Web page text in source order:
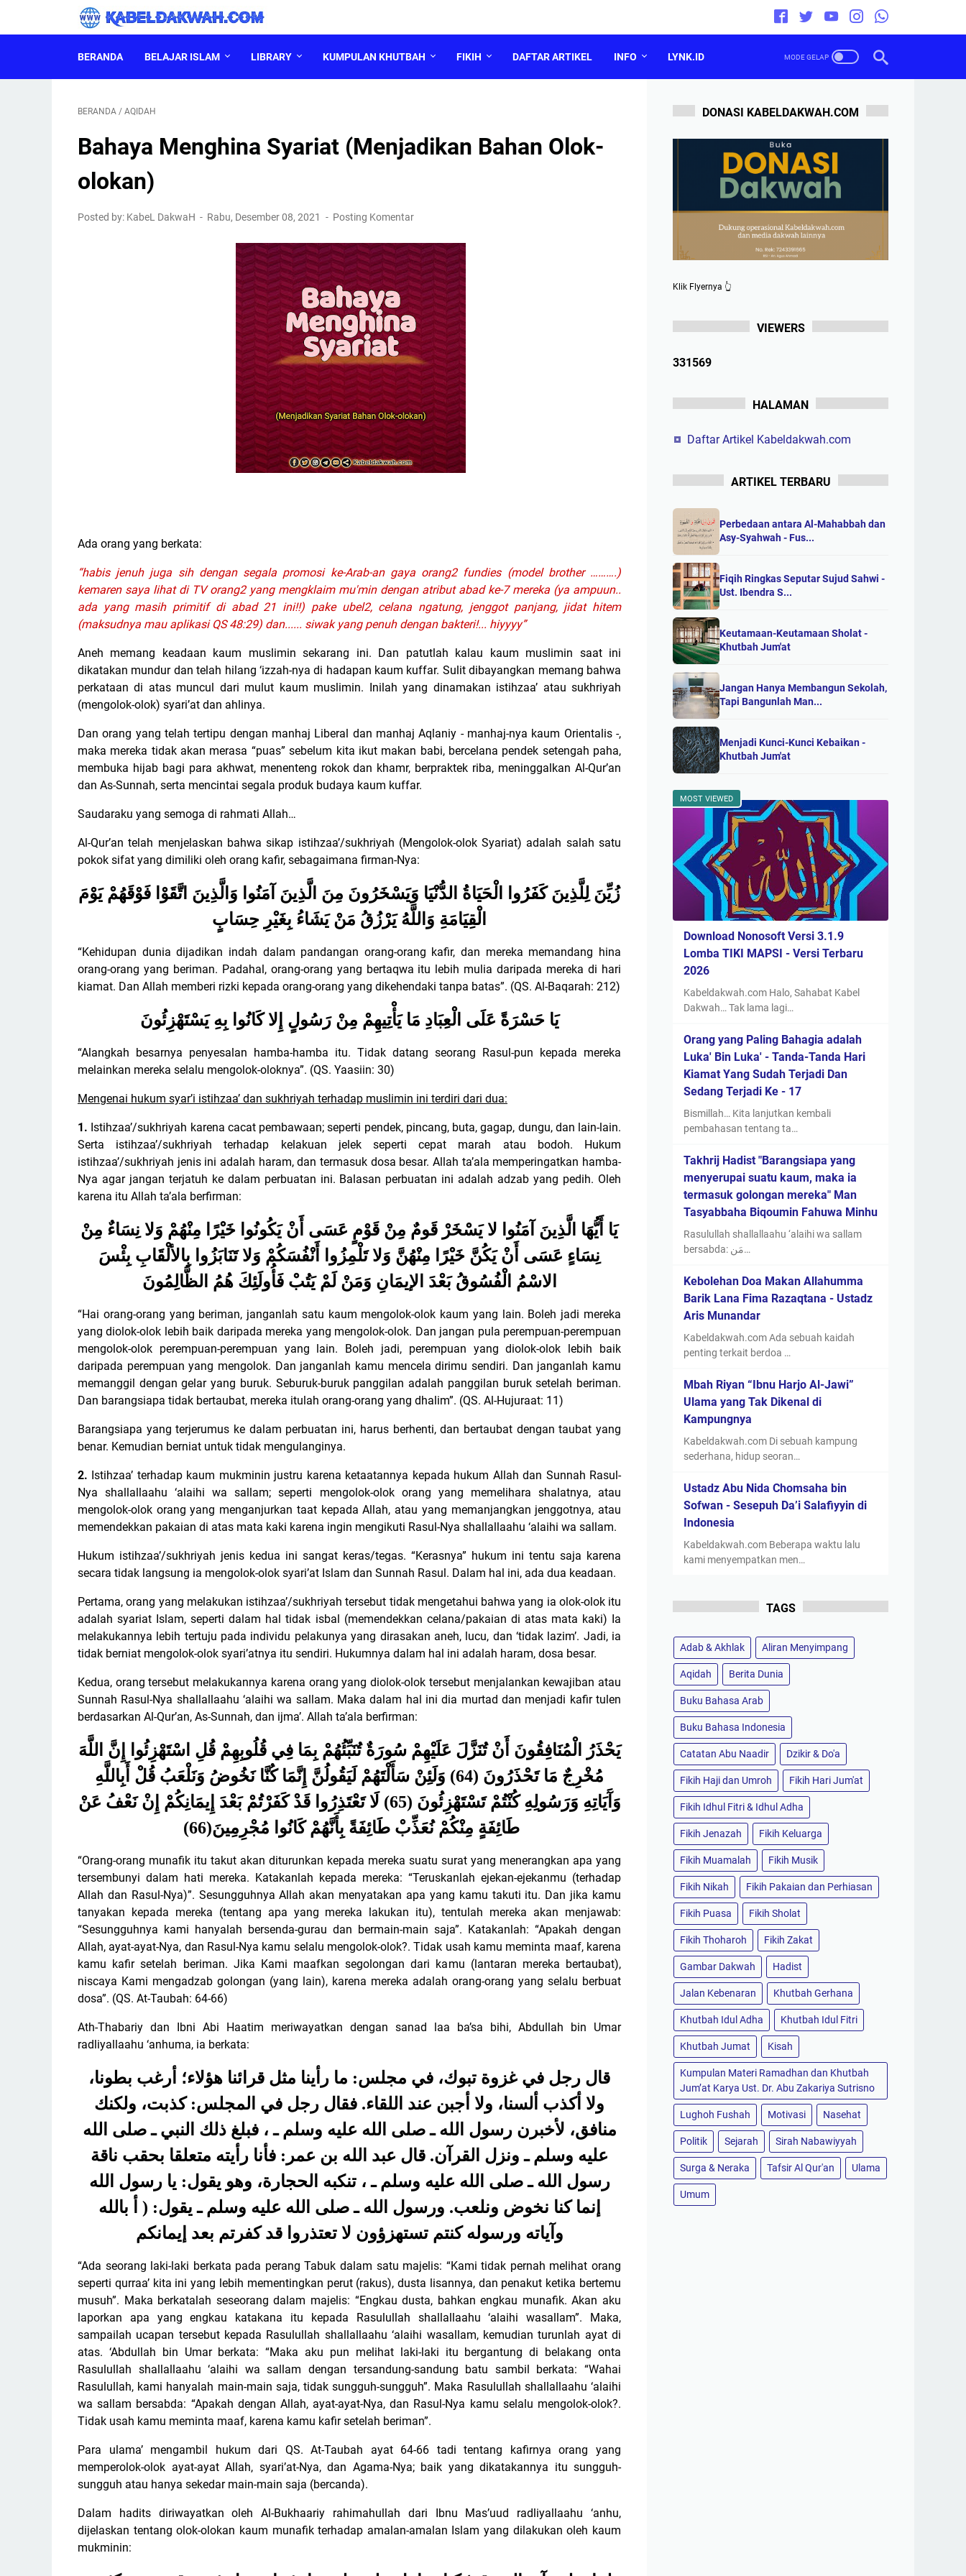
BERANDA BELAJAR ISLAM LIBRARY KUMPULAN KHUTBAH FIKIH DAFTAR ARTIKEL INFO LYNK.ID
BERANDA / AQIDAH
Bahaya Menghina Syariat (Menjadikan Bahan Olok-
olokan)
Posted by: KabeL DakwaH Rabu, Desember 08, 2021 Posting Komentar
Ada orang yang berkata:
“habis jenuh juga sih dengan segala promosi ke-Arab-an gaya orang2 fundies (model brother ……….)
kemaren saya lihat di TV orang2 yang mengklaim mu'min dengan atribut abad ke-7 mereka (ya ampuun..
ada yang masih primitif di abad 21 ini!!) pake ubel2, celana ngatung, jenggot panjang, jidat hitem
(maksudnya mau aplikasi QS 48:29) dan...... siwak yang penuh dengan bakteri!... hiyyyy”
Aneh memang keadaan kaum muslimin sekarang ini. Dan patutlah kalau kaum muslimin saat ini
dikatakan mundur dan telah hilang ‘izzah-nya di hadapan kaum kuffar. Sulit dibayangkan memang bahwa
perkataan di atas muncul dari mulut kaum muslimin. Inilah yang dinamakan istihzaa’ atau sukhriyah
(mengolok-olok) syari’at dan ahlinya.
Dan orang yang telah tertipu dengan manhaj Liberal dan manhaj Aqlaniy - manhaj-nya kaum Orientalis -,
maka mereka tidak akan merasa “puas” sebelum kita ikut makan babi, bercelana pendek setengah paha,
membuka hijab bagi para akhwat, menenteng rokok dan khamr, berpraktek riba, meninggalkan Al-Qur’an
dan As-Sunnah, serta mencintai segala produk budaya kaum kuffar.
Saudaraku yang semoga di rahmati Allah…
Al-Qur’an telah menjelaskan bahwa sikap istihzaa’/sukhriyah (Mengolok-olok Syariat) adalah salah satu
pokok sifat yang dimiliki oleh orang kafir, sebagaimana firman-Nya:
زُيِّنَ لِلَّذِينَ كَفَرُوا الْحَيَاةُ الدُّنْيَا وَيَسْخَرُونَ مِنَ الَّذِينَ آمَنُوا وَالَّذِينَ اتَّقَوْا فَوْقَهُمْ يَوْمَ
الْقِيَامَةِ وَاللَّهُ يَرْزُقُ مَنْ يَشَاءُ بِغَيْرِ حِسَابٍ
“Kehidupan dunia dijadikan indah dalam pandangan orang-orang kafir, dan mereka memandang hina
orang-orang yang beriman. Padahal, orang-orang yang bertaqwa itu lebih mulia daripada mereka di hari
kiamat. Dan Allah memberi rizki kepada orang-orang yang dikehendaki tanpa batas”. (QS. Al-Baqarah: 212)
يَا حَسْرَةً عَلَى الْعِبَادِ مَا يَأْتِيهِمْ مِنْ رَسُولٍ إِلا كَانُوا بِهِ يَسْتَهْزِئُونَ
“Alangkah besarnya penyesalan hamba-hamba itu. Tidak datang seorang Rasul-pun kepada mereka
melainkan mereka selalu mengolok-oloknya”. (QS. Yaasiin: 30)
Mengenai hukum syar’i istihzaa’ dan sukhriyah terhadap muslimin ini terdiri dari dua:
1. Istihzaa’/sukhriyah karena cacat pembawaan; seperti pendek, pincang, buta, gagap, dungu, dan lain-lain.
Serta istihzaa’/sukhriyah terhadap kelakuan jelek seperti cepat marah atau bodoh. Hukum
istihzaa’/sukhriyah jenis ini adalah haram, dan termasuk dosa besar. Allah ta’ala memperingatkan hamba-
Nya agar jangan terjatuh ke dalam perbuatan ini. Balasan perbuatan ini adalah adzab yang pedih. Oleh
karena itu Allah ta’ala berfirman:
يَا أَيُّهَا الَّذِينَ آمَنُوا لا يَسْخَرْ قَومٌ مِنْ قَوْمٍ عَسَى أَنْ يَكُونُوا خَيْرًا مِنْهُمْ وَلا نِسَاءٌ مِنْ
نِسَاءٍ عَسَى أَنْ يَكُنَّ خَيْرًا مِنْهُنَّ وَلا تَلْمِزُوا أَنْفُسَكُمْ وَلا تَنَابَزُوا بِالألْقَابِ بِئْسَ
الاسْمُ الْفُسُوقُ بَعْدَ الإيمَانِ وَمَنْ لَمْ يَتُبْ فَأُولَئِكَ هُمُ الظَّالِمُونَ
“Hai orang-orang yang beriman, janganlah satu kaum mengolok-olok kaum yang lain. Boleh jadi mereka
yang diolok-olok lebih baik daripada mereka yang mengolok-olok. Dan jangan pula perempuan-perempuan
mengolok-olok perempuan-perempuan yang lain. Boleh jadi, perempuan yang diolok-olok lebih baik
daripada perempuan yang mengolok. Dan janganlah kamu mencela dirimu sendiri. Dan janganlah kamu
memanggil dengan gelar yang buruk. Seburuk-buruk panggilan adalah panggilan buruk setelah beriman.
Dan barangsiapa tidak bertaubat, mereka itulah orang-orang yang dhalim”. (QS. Al-Hujuraat: 11)
Barangsiapa yang terjerumus ke dalam perbuatan ini, harus berhenti, dan bertaubat dengan taubat yang
benar. Kemudian berniat untuk tidak mengulanginya.
2. Istihzaa’ terhadap kaum mukminin justru karena ketaatannya kepada hukum Allah dan Sunnah Rasul-
Nya shallallaahu ‘alaihi wa sallam; seperti mengolok-olok orang yang memelihara shalatnya, atau
mengolok-olok orang yang menganjurkan taat kepada Allah, atau yang memanjangkan jenggotnya, atau
memendekkan pakaian di atas mata kaki karena ingin mengikuti Rasul-Nya shallallaahu ‘alaihi wa sallam.
Hukum istihzaa’/sukhriyah jenis kedua ini sangat keras/tegas. “Kerasnya” hukum ini tentu saja karena
secara tidak langsung ia mengolok-olok syari’at Islam dan Sunnah Rasul. Dalam hal ini, ada dua keadaan.
Pertama, orang yang melakukan istihzaa’/sukhriyah tersebut tidak mengetahui bahwa yang ia olok-olok itu
adalah syariat Islam, seperti dalam hal tidak isbal (memendekkan celana/pakaian di atas mata kaki) Ia
melakukannya lebih tertuju pada individu pelakunya yang dirasakan aneh, lucu, dan ‘tidak lazim’. Jadi, ia
tidak berniat mengolok-olok syari’atnya itu sendiri. Hukumnya dalam hal ini adalah haram, dosa besar.
Kedua, orang tersebut melakukannya karena orang yang diolok-olok tersebut menjalankan kewajiban atau
Sunnah Rasul-Nya shallallaahu ‘alaihi wa sallam. Maka dalam hal ini dia murtad dan menjadi kafir tulen
berdasarkan Al-Qur’an, As-Sunnah, dan ijma’. Allah ta’ala berfirman:
يَحْذَرُ الْمُنَافِقُونَ أَنْ تُنَزَّلَ عَلَيْهِمْ سُورَةٌ تُنَبِّئُهُمْ بِمَا فِي قُلُوبِهِمْ قُلِ اسْتَهْزِئُوا إِنَّ اللَّهَ
مُخْرِجٌ مَا تَحْذَرُونَ (64) وَلَئِنْ سَأَلْتَهُمْ لَيَقُولُنَّ إِنَّمَا كُنَّا نَخُوضُ وَنَلْعَبُ قُلْ أَبِاللَّهِ
وَآَيَاتِهِ وَرَسُولِهِ كُنْتُمْ تَسْتَهْزِئُونَ (65) لَا تَعْتَذِرُوا قَدْ كَفَرْتُمْ بَعْدَ إِيمَانِكُمْ إِنْ نَعْفُ عَنْ
طَائِفَةٍ مِنْكُمْ نُعَذِّبْ طَائِفَةً بِأَنَّهُمْ كَانُوا مُجْرِمِينَ(66)
“Orang-orang munafik itu takut akan diturunkan kepada mereka suatu surat yang menerangkan apa yang
tersembunyi dalam hati mereka. Katakanlah kepada mereka: “Teruskanlah ejekan-ejekanmu (terhadap
Allah dan Rasul-Nya)”. Sesungguhnya Allah akan menyatakan apa yang kamu takuti itu. Dan jika kamu
tanyakan kepada mereka (tentang apa yang mereka lakukan itu), tentulah mereka akan menjawab:
“Sesungguhnya kami hanyalah bersenda-gurau dan bermain-main saja”. Katakanlah: “Apakah dengan
Allah, ayat-ayat-Nya, dan Rasul-Nya kamu selalu mengolok-olok?. Tidak usah kamu meminta maaf, karena
kamu kafir setelah beriman. Jika Kami maafkan segolongan dari kamu (lantaran mereka bertaubat),
niscaya Kami mengadzab golongan (yang lain), karena mereka adalah orang-orang yang selalu berbuat
dosa”. (QS. At-Taubah: 64-66)
Ath-Thabariy dan Ibni Abi Haatim meriwayatkan dengan sanad laa ba’sa bihi, Abdullah bin Umar
radliyallaahu ‘anhuma, ia berkata:
قال رجل في غزوة تبوك، في مجلس: ما رأينا مثل قرائنا هؤلاء؛ أرغب بطونا،
ولا أكذب ألسنا، ولا أجبن عند اللقاء. فقال رجل في المجلس: كذبت، ولكنك
منافق، لأخبرن رسول الله ـ صلى الله عليه وسلم ـ ، فبلغ ذلك النبي ـ صلى الله
عليه وسلم ـ ونزل القرآن. قال عبد الله بن عمر: فأنا رأيته متعلقا بحقب ناقة
رسول الله ـ صلى الله عليه وسلم ـ ، تنكبه الحجارة، وهو يقول: يا رسول الله
إنما كنا نخوض ونلعب. ورسول الله ـ صلى الله عليه وسلم ـ يقول: ( أ بالله
وآياته ورسوله كنتم تستهزؤون لا تعتذروا قد كفرتم بعد إيمانكم
“Ada seorang laki-laki berkata pada perang Tabuk dalam satu majelis: “Kami tidak pernah melihat orang
seperti qurraa’ kita ini yang lebih mementingkan perut (rakus), dusta lisannya, dan penakut ketika bertemu
musuh”. Maka berkatalah seseorang dalam majelis: “Engkau dusta, bahkan engkau munafik. Akan aku
laporkan apa yang engkau katakana itu kepada Rasulullah shallallaahu ‘alaihi wasallam”. Maka,
sampailah ucapan tersebut kepada Rasulullah shallallaahu ‘alaihi wasallam, kemudian turunlah ayat di
atas. ‘Abdullah bin Umar berkata: “Maka aku pun melihat laki-laki itu bergantung di belakang onta
Rasulullah shallallaahu ‘alaihi wa sallam dengan tersandung-sandung batu sambil berkata: “Wahai
Rasulullah, kami hanyalah main-main saja, tidak sungguh-sungguh”. Maka Rasulullah shallallaahu ‘alaihi
wa sallam bersabda: “Apakah dengan Allah, ayat-ayat-Nya, dan Rasul-Nya kamu selalu mengolok-olok?.
Tidak usah kamu meminta maaf, karena kamu kafir setelah beriman”.
Para ulama’ mengambil hukum dari QS. At-Taubah ayat 64-66 tadi tentang kafirnya orang yang
memperolok-olok ayat-ayat Allah, syari’at-Nya, dan Agama-Nya; baik yang dikatakannya itu sungguh-
sungguh atau hanya sekedar main-main saja (bercanda).
Dalam hadits diriwayatkan oleh Al-Bukhaariy rahimahullah dari Ibnu Mas’uud radliyallaahu ‘anhu,
dijelaskan tentang olok-olokan kaum munafik terhadap amalan-amalan Islam yang dilakukan oleh kaum
mukminin:
DONASI KABELDAKWAH.COM
Klik Flyernya 👆
VIEWERS
331569
HALAMAN
Daftar Artikel Kabeldakwah.com
ARTIKEL TERBARU
Perbedaan antara Al-Mahabbah dan
Asy-Syahwah - Fus...
Fiqih Ringkas Seputar Sujud Sahwi -
Ust. Ibendra S...
Keutamaan-Keutamaan Sholat -
Khutbah Jum'at
Jangan Hanya Membangun Sekolah,
Tapi Bangunlah Man...
Menjadi Kunci-Kunci Kebaikan -
Khutbah Jum'at
MOST VIEWED
Download Nonosoft Versi 3.1.9
Lomba TIKI MAPSI - Versi Terbaru
2026
Kabeldakwah.com Halo, Sahabat Kabel
Dakwah… Tak lama lagi…
Orang yang Paling Bahagia adalah
Luka' Bin Luka' - Tanda-Tanda Hari
Kiamat Yang Sudah Terjadi Dan
Sedang Terjadi Ke - 17
Bismillah… Kita lanjutkan kembali
pembahasan tentang ta…
Takhrij Hadist "Barangsiapa yang
menyerupai suatu kaum, maka ia
termasuk golongan mereka" Man
Tasyabbaha Biqoumin Fahuwa Minhu
Rasulullah shallallaahu ‘alaihi wa sallam
bersabda: مَن…
Kebolehan Doa Makan Allahumma
Barik Lana Fima Razaqtana - Ustadz
Aris Munandar
Kabeldakwah.com Ada sebuah kaidah
penting terkait berdoa …
Mbah Riyan “Ibnu Harjo Al-Jawi”
Ulama yang Tak Dikenal di
Kampungnya
Kabeldakwah.com Di sebuah kampung
sederhana, hidup seoran…
Ustadz Abu Nida Chomsaha bin
Sofwan - Sesepuh Da’i Salafiyyin di
Indonesia
Kabeldakwah.com Beberapa waktu lalu
kami menyempatkan men…
TAGS
Adab & Akhlak Aliran Menyimpang
Aqidah Berita Dunia
Buku Bahasa Arab
Buku Bahasa Indonesia
Catatan Abu Naadir Dzikir & Do'a
Fikih Haji dan Umroh Fikih Hari Jum'at
Fikih Idhul Fitri & Idhul Adha
Fikih Jenazah Fikih Keluarga
Fikih Muamalah Fikih Musik
Fikih Nikah Fikih Pakaian dan Perhiasan
Fikih Puasa Fikih Sholat
Fikih Thoharoh Fikih Zakat
Gambar Dakwah Hadist
Jalan Kebenaran Khutbah Gerhana
Khutbah Idul Adha Khutbah Idul Fitri
Khutbah Jumat Kisah
Kumpulan Materi Ramadhan dan Khutbah
Jum’at Karya Ust. Dr. Abu Zakariya Sutrisno
Lughoh Fushah Motivasi Nasehat
Politik Sejarah Sirah Nabawiyyah
Surga & Neraka Tafsir Al Qur'an Ulama
Umum